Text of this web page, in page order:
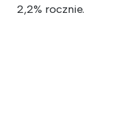
2,2% rocznie.